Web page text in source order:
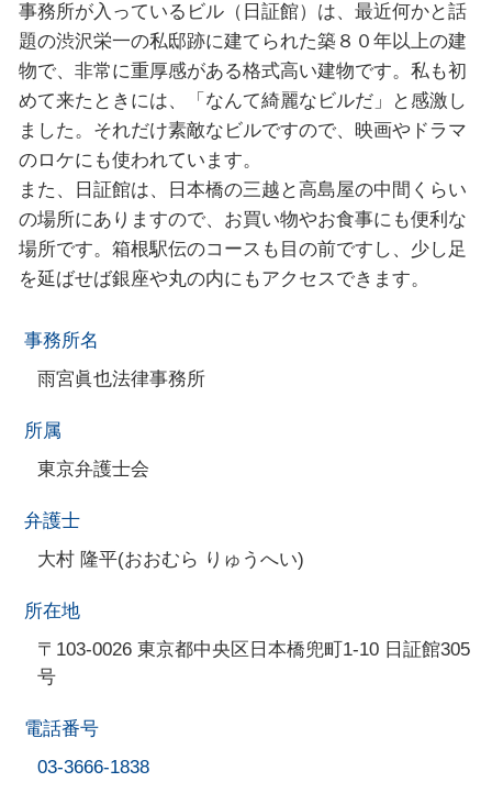
事務所が入っているビル（日証館）は、最近何かと話
題の渋沢栄一の私邸跡に建てられた築８０年以上の建
物で、非常に重厚感がある格式高い建物です。私も初
めて来たときには、「なんて綺麗なビルだ」と感激し
ました。それだけ素敵なビルですので、映画やドラマ
のロケにも使われています。
また、日証館は、日本橋の三越と高島屋の中間くらい
の場所にありますので、お買い物やお食事にも便利な
場所です。箱根駅伝のコースも目の前ですし、少し足
を延ばせば銀座や丸の内にもアクセスできます。
事務所名
雨宮眞也法律事務所
所属
東京弁護士会
弁護士
大村 隆平(おおむら りゅうへい)
所在地
〒103-0026 東京都中央区日本橋兜町1-10 日証館305
号
電話番号
03-3666-1838